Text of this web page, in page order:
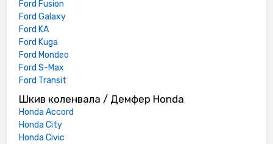
Ford Fusion
Ford Galaxy
Ford KA
Ford Kuga
Ford Mondeo
Ford S-Max
Ford Transit
Шкив коленвала / Демфер Honda
Honda Accord
Honda City
Honda Civic